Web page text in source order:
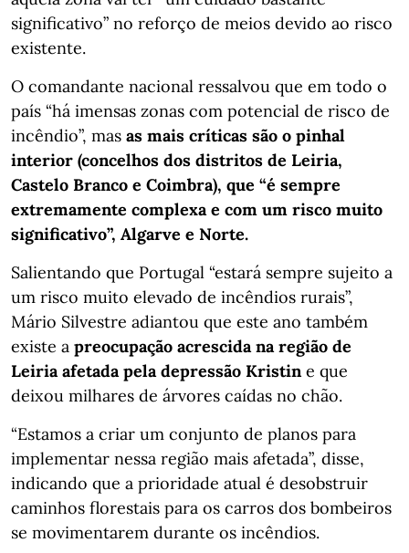
significativo” no reforço de meios devido ao risco
existente.
O comandante nacional ressalvou que em todo o
país “há imensas zonas com potencial de risco de
incêndio”, mas as mais críticas são o pinhal
interior (concelhos dos distritos de Leiria,
Castelo Branco e Coimbra), que “é sempre
extremamente complexa e com um risco muito
significativo”, Algarve e Norte.
Salientando que Portugal “estará sempre sujeito a
um risco muito elevado de incêndios rurais”,
Mário Silvestre adiantou que este ano também
existe a preocupação acrescida na região de
Leiria afetada pela depressão Kristine que
deixou milhares de árvores caídas no chão.
“Estamos a criar um conjunto de planos para
implementar nessa região mais afetada”, disse,
indicando que a prioridade atual é desobstruir
caminhos florestais para os carros dos bombeiros
se movimentarem durante os incêndios.